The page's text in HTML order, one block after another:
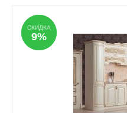
СКИДКА
9%
СКИДКА
9%